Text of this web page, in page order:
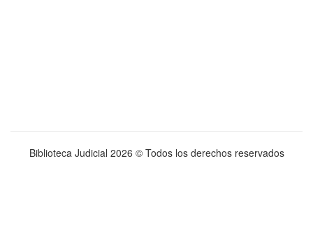
Biblioteca Judicial 2026 © Todos los derechos reservados